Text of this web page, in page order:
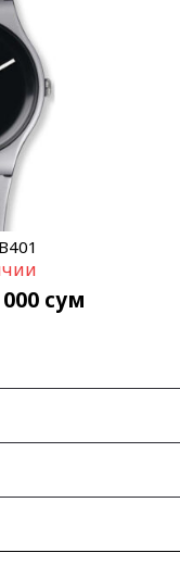
сум